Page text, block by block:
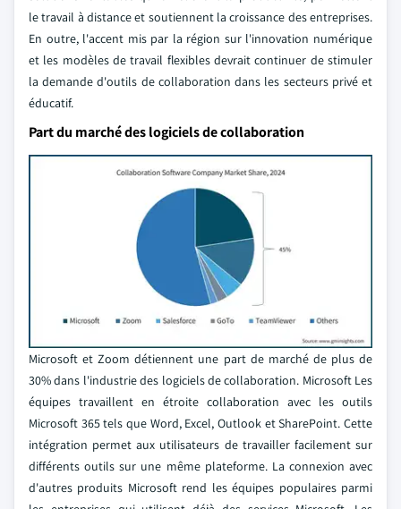
le travail à distance et soutiennent la croissance des entreprises.
En outre, l'accent mis par la région sur l'innovation numérique
et les modèles de travail flexibles devrait continuer de stimuler
la demande d'outils de collaboration dans les secteurs privé et
éducatif.
Part du marché des logiciels de collaboration
Microsoft et Zoom détiennent une part de marché de plus de
30% dans l'industrie des logiciels de collaboration. Microsoft Les
équipes travaillent en étroite collaboration avec les outils
Microsoft 365 tels que Word, Excel, Outlook et SharePoint. Cette
intégration permet aux utilisateurs de travailler facilement sur
différents outils sur une même plateforme. La connexion avec
d'autres produits Microsoft rend les équipes populaires parmi